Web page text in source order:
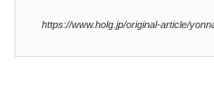
https://www.holg.jp/original-article/